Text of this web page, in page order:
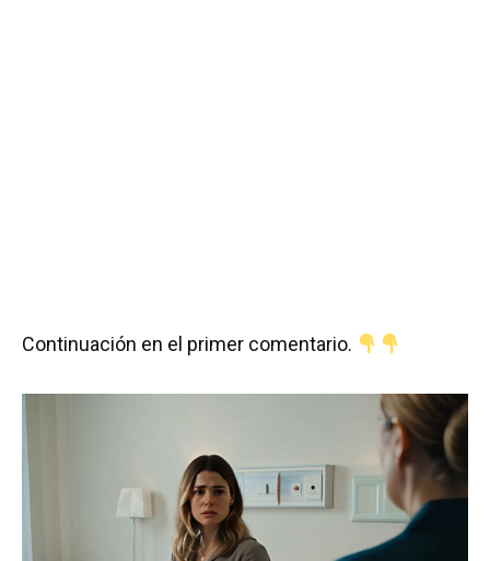
Continuación en el primer comentario.